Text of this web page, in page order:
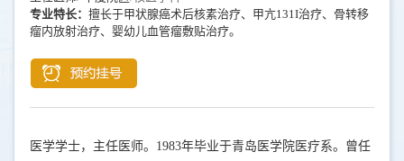
专业特长： 擅长于甲状腺癌术后核素治疗、甲亢131I治疗、骨转移
瘤内放射治疗、婴幼儿血管瘤敷贴治疗。
医学学士，主任医师。1983年毕业于青岛医学院医疗系。曾任